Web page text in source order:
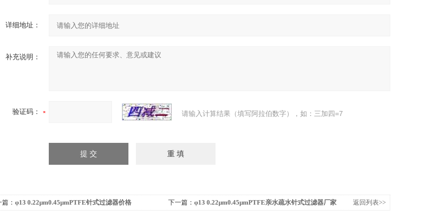
详细地址：
补充说明：
验证码： 请输入计算结果（填写阿拉伯数字），如：三加四=7
： φ13 0.22μm0.45μmPTFE针式过滤器价格 下一篇： φ13 0.22μm0.45μmPTFE亲水疏水针式过滤器厂家 返回列表>>